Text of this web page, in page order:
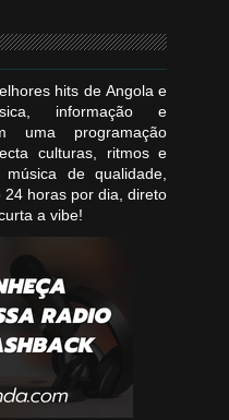
hits de Angola e
informação e
uma programação
culturas, ritmos e
de qualidade,
horas por dia, direto
a vibe!